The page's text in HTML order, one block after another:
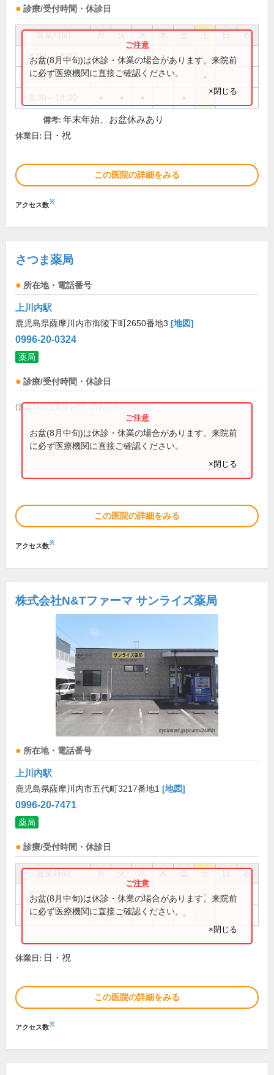
診療/受付時間・休診日
祝
8:00～16:00 ●
8:30～13:00
お盆(8月中旬)は休診・休業の場合があります。来院前
に必ず医療機関に直接ご確認ください。
×閉じる
備考: 年末年始、お盆休みあり
休業日: 日・祝
この医院の詳細をみる
アクセス数※
さつま薬局
所在地・電話番号
上川内駅
鹿児島県薩摩川内市御陵下町2650番地3 [地図]
0996-20-0324
薬局
診療/受付時間・休診日
(営業時間は直接お問い合わせください)
お盆(8月中旬)は休診・休業の場合があります。来院前
に必ず医療機関に直接ご確認ください。
×閉じる
この医院の詳細をみる
アクセス数※
株式会社N&Tファーマ サンライズ薬局
所在地・電話番号
上川内駅
鹿児島県薩摩川内市五代町3217番地1 [地図]
0996-20-7471
薬局
診療/受付時間・休診日
祝
8:30～13:00 ●
8:30～18:00 ● ● ●
お盆(8月中旬)は休診・休業の場合があります。来院前
に必ず医療機関に直接ご確認ください。
×閉じる
休業日: 日・祝
この医院の詳細をみる
アクセス数※